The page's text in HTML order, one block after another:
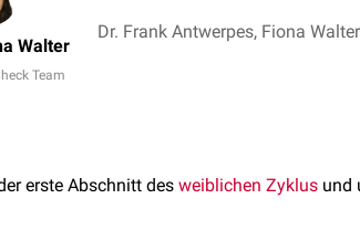
Walter
Team
Dr. Frank Antwerpes, Fiona Walter
erste Abschnitt des weiblichen Zyklus und